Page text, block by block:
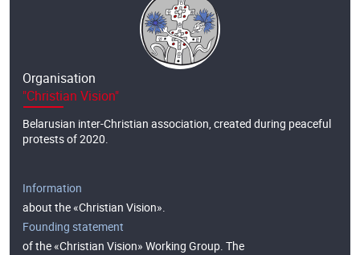
Organisation
"Christian Vision"
Belarusian inter-Christian association, created during peaceful
protests of 2020.
Information
about the «Christian Vision».
Founding statement
of the «Christian Vision» Working Group. The